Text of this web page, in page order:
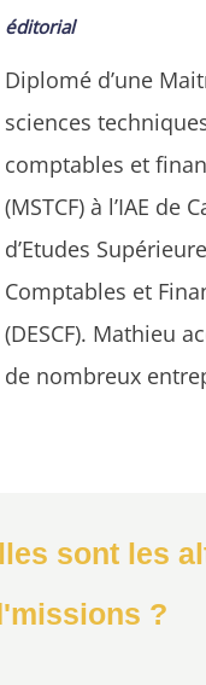
sont les
?
éditorial
Diplomé d’une
sciences
comptables et
(MSTCF) à l’IAE de
d’Etudes
Comptables et
(DESCF). Mathieu
de nombreux